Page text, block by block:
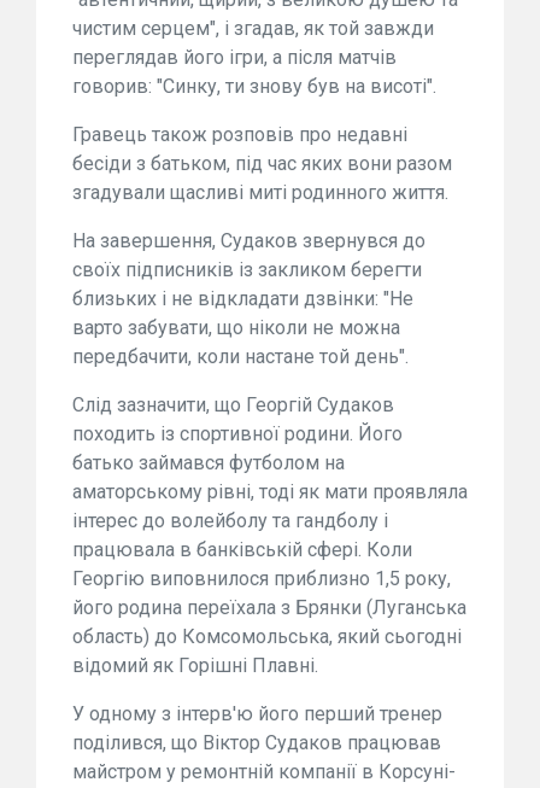
чистим серцем", і згадав, як той завжди
переглядав його ігри, а після матчів
говорив: "Синку, ти знову був на висоті".
Гравець також розповів про недавні
бесіди з батьком, під час яких вони разом
згадували щасливі миті родинного життя.
На завершення, Судаков звернувся до
своїх підписників із закликом берегти
близьких і не відкладати дзвінки: "Не
варто забувати, що ніколи не можна
передбачити, коли настане той день".
Слід зазначити, що Георгій Судаков
походить із спортивної родини. Його
батько займався футболом на
аматорському рівні, тоді як мати проявляла
інтерес до волейболу та гандболу і
працювала в банківській сфері. Коли
Георгію виповнилося приблизно 1,5 року,
його родина переїхала з Брянки (Луганська
область) до Комсомольська, який сьогодні
відомий як Горішні Плавні.
У одному з інтерв'ю його перший тренер
поділився, що Віктор Судаков працював
майстром у ремонтній компанії в Корсуні-